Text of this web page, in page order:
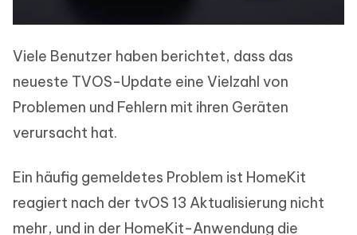
Viele Benutzer haben berichtet, dass das
neueste TVOS-Update eine Vielzahl von
Problemen und Fehlern mit ihren Geräten
verursacht hat.
Ein häufig gemeldetes Problem ist HomeKit
reagiert nach der tvOS 13 Aktualisierung nicht
mehr, und in der HomeKit-Anwendung die